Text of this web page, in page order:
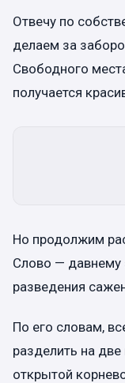
Отвечу по
делаем за
Свободного
получается
Но продолжим
Слово — давнему
разведения
По его словам,
разделить на
открытой